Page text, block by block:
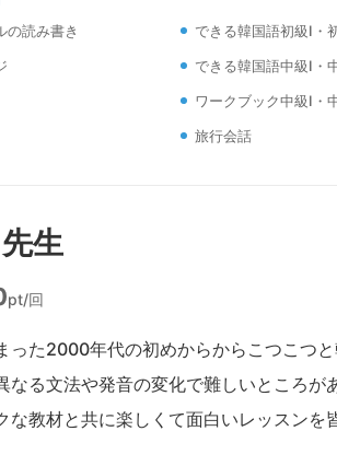
読み書き
できる韓国語初級Ⅰ・
できる韓国語中級Ⅰ・
ワークブック中級Ⅰ・
旅行会話
生
pt/回
った2000年代の初めからからこつこつ
なる文法や発音の変化で難しいところが
な教材と共に楽しくて面白いレッスン